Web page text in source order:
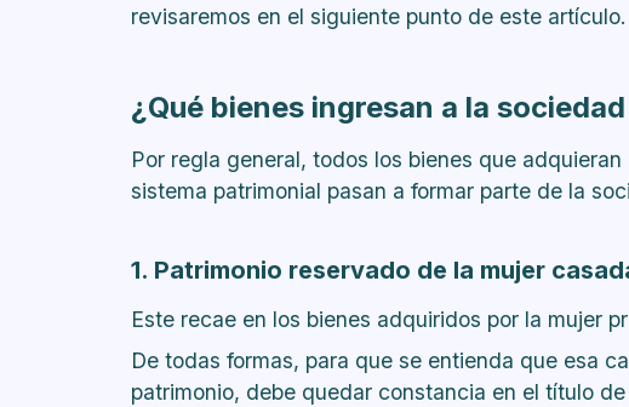
revisaremos en el siguiente punto de este artículo.
¿Qué bienes ingresan a la
Por regla general, todos los bienes que
sistema patrimonial pasan a formar parte de la
1. Patrimonio reservado de la mujer
Este recae en los bienes adquiridos por la mujer
De todas formas, para que se entienda que esa
patrimonio, debe quedar constancia en el título